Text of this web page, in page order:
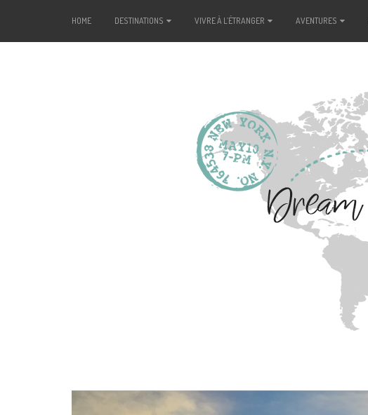
HOME DESTINATIONS VIVRE À L’ÉTRANGER AVENTURES